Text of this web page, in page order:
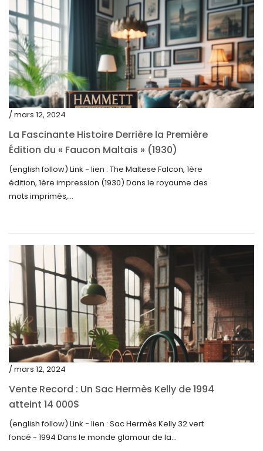
octobre 2023
septembre 2023
août 2023
juillet 2023
juin 2023
mai 2023
avril 2023
mars 2023
février 2023
janvier 2023
novembre 2022
octobre 2022
septembre 2022
août 2022
juillet 2022
juin 2022
mai 2022
avril 2022
mars 2022
février 2022
/ mars 12, 2024
La Fascinante Histoire Derrière la Première
Édition du « Faucon Maltais » (1930)
(english follow) Link - lien : The Maltese Falcon, 1ère
édition, 1ère impression (1930) Dans le royaume des
mots imprimés,...
/ mars 12, 2024
Vente Record : Un Sac Hermès Kelly de 1994
atteint 14 000$
(english follow) Link - lien : Sac Hermès Kelly 32 vert
foncé - 1994 Dans le monde glamour de la...